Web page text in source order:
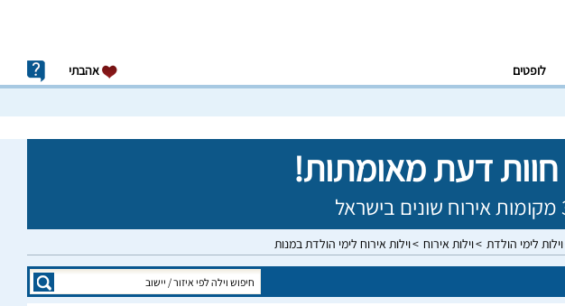
לופטים אהבתי
וילות לימי הולדת וילות אירוח וילות אירוח לימי הולדת במנות